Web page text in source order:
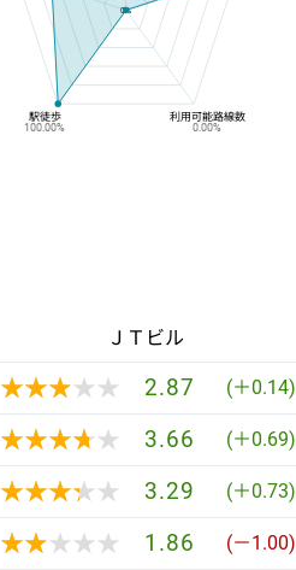
0%
駅徒歩
100.00%
利用可能路線数
0.00%
ＪＴビル
★★★★★
★★★★★ 2.87 (＋0.14)
★★★★★
★★★★★ 3.66 (＋0.69)
★★★★★
★★★★★ 3.29 (＋0.73)
★★★★★
★★★★★ 1.86 (－1.00)